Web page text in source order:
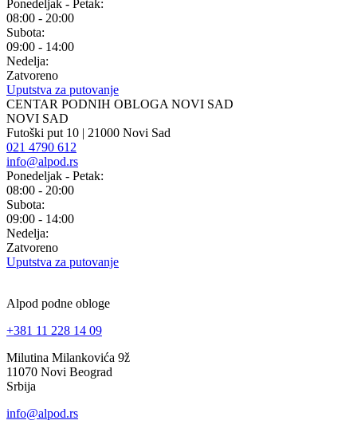
Ponedeljak - Petak:
08:00 - 20:00
Subota:
09:00 - 14:00
Nedelja:
Zatvoreno
Uputstva za putovanje
CENTAR PODNIH OBLOGA NOVI SAD
NOVI SAD
Futoški put 10 | 21000 Novi Sad
021 4790 612
info@alpod.rs
Ponedeljak - Petak:
08:00 - 20:00
Subota:
09:00 - 14:00
Nedelja:
Zatvoreno
Uputstva za putovanje
Alpod podne obloge
+381 11 228 14 09
Milutina Milankovića 9ž
11070 Novi Beograd
Srbija
info@alpod.rs